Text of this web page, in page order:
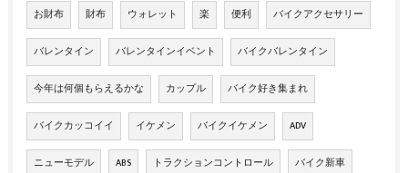
お財布 財布 ウォレット 楽 便利 バイクアクセサリー
バレンタイン バレンタインイベント バイクバレンタイン
今年は何個もらえるかな カップル バイク好き集まれ
バイクカッコイイ イケメン バイクイケメン ADV
ニューモデル ABS トラクションコントロール バイク新車